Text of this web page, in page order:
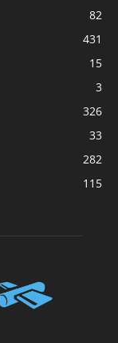
82
431
15
3
326
33
282
115